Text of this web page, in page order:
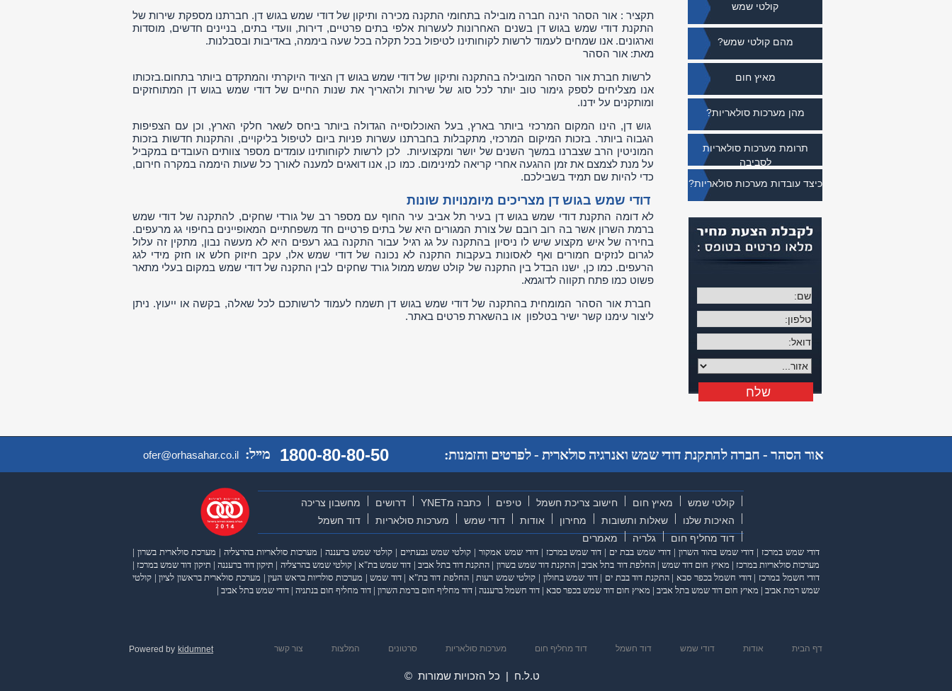
מהן מערכות סולאריות?
תרומת מערכות סולאריות
לסביבה
כיצד עובדות מערכות סולאריות?
שלח
קולטי שמש
מהם קולטי שמש?
מאיץ חום
תקציר : אור הסהר הינה חברה מובילה בתחומי התקנה מכירה ותיקון של דודי שמש בגוש דן. חברתנו מספקת שירות של
התקנת דודי שמש בגוש דן בשנים האחרונות לעשרות אלפי בתים פרטיים, דירות, וועדי בתים, בניינים חדשים, מוסדות
וארגונים. אנו שמחים לעמוד לרשות לקוחותינו לטיפול בכל תקלה בכל שעה ביממה, באדיבות ובסבלנות.
מאת: אור הסהר
לרשות חברת אור הסהר המובילה בהתקנה ותיקון של דודי שמש בגוש דן הציוד היוקרתי והמתקדם ביותר בתחום.בזכותו
אנו מצליחים לספק גימור טוב יותר לכל סוג של שירות ולהאריך את שנות החיים של דודי שמש בגוש דן המתוחזקים
ומותקנים על ידנו.
גוש דן, הינו המקום המרכזי ביותר בארץ, בעל האוכלוסייה הגדולה ביותר ביחס לשאר חלקי הארץ, וכן עם הצפיפות
הגבוה ביותר. בזכות המיקום המרכזי, מתקבלות בחברתנו עשרות פניות ביום לטיפול בליקויים, והתקנות חדשות בזכות
המוניטין הרב שצברנו במשך השנים של יושר ומקצועיות. לכן לרשות לקוחותינו עומדים מספר צוותים העובדים במקביל
על מנת לצמצם את זמן ההגעה אחרי קריאה למינימום. כמו כן, אנו דואגים למענה לאורך כל שעות היממה במקרה חירום,
כדי להיות שם תמיד בשבילכם.
דודי שמש בגוש דן מצריכים מיומנויות שונות
לא דומה התקנת דודי שמש בגוש דן בעיר תל אביב עיר החוף עם מספר רב של גורדי שחקים, להתקנה של דודי שמש
ברמת השרון אשר בה רוב רובם של צורת המגורים היא של בתים פרטיים חד משפחתיים המאופיינים בחיפוי גג מרעפים.
בחירה של איש מקצוע שיש לו ניסיון בהתקנה על גג רגיל עבור התקנה בגג רעפים היא לא מעשה נבון, מתקין זה עלול
לגרום לנזקים חמורים ואף לאסונות בעקבות התקנה לא נכונה של דודי שמש אלו, עקב חיזוק חלש או חזק מידי לגג
הרעפים. כמו כן, ישנו הבדל בין התקנה של קולט שמש ממול גורד שחקים לבין התקנה של דודי שמש במקום בעלי מתאר
פשוט כמו פתח תקווה לדוגמא.
חברת אור הסהר המומחית בהתקנה של דודי שמש בגוש דן תשמח לעמוד לרשותכם לכל שאלה, בקשה או ייעוץ. ניתן
ליצור עימנו קשר ישיר בטלפון או בהשארת פרטים באתר.
שלח
Powered by kidumnet דף הבית אודות דודי שמש דוד חשמל דוד מחליף חום מערכות סולאריות סרטונים המלצות צור קשר
דודי שמש במרכז| דודי שמש בהוד השרון| דודי שמש בבת ים | דוד שמש במרכז |דודי שמש אמקור |קולטי שמש גבעתיים |קולטי שמש ברעננה | מערכות סולאריות בהרצליה | מערכת סולארית בשרון |
מערכות סולאריות במרכז | מאיץ חום דוד שמש|החלפת דוד בתל אביב| התקנת דוד שמש בשרון | התקנת דוד בתל אביב | דוד שמש בת"א|קולטי שמש בהרצליה | תיקון דוד ברעננה | תיקון דוד שמש במרכז|
דודי חשמל במרכז |דודי חשמל בכפר סבא |התקנת דוד בבת ים |דוד שמש בחולון | קולטי שמש רעות| החלפת דוד בת"א |דוד שמש| מערכות סולריות בראש העין| מערכת סולארית בראשון לציון| קולטי
שמש רמת אביב | מאיץ חום דוד שמש בתל אביב | מאיץ חום דוד שמש בכפר סבא | דוד חשמל ברעננה | דוד מחליף חום ברמת השרון | דוד מחליף חום בנתניה | דודי שמש בתל אביב |
אור הסהר - חברה להתקנת דודי שמש ואנרגיה סולארית - לפרטים והזמנות: מייל:ofer@orhasahar.co.il
ט.ל.ח | כל הזכויות שמורות ©
קולטי שמש מאיץ חום חישוב צריכת חשמל טיפים כתבה מYNET דרושים
מחשבון צריכה
האיכות שלנו
שאלות ותשובות מחירון אודות דודי שמש מערכות סולאריות
דוד חשמל
דוד מחליף חום
גלריה מאמרים
1800-80-80-50